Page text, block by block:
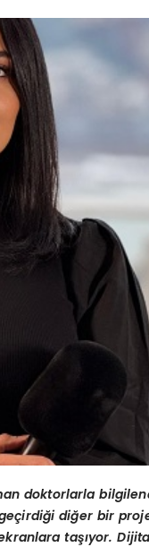
doktorlarla
diğer bir
taşıyor.